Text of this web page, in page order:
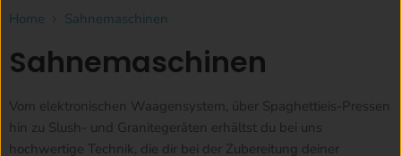
Home Sahnemaschinen
Sahnemaschinen
Vom elektronischen Waagensystem, über Spaghettieis-Pressen
hin zu Slush- und Granitegeräten erhältst du bei uns
hochwertige Technik, die dir bei der Zubereitung deiner